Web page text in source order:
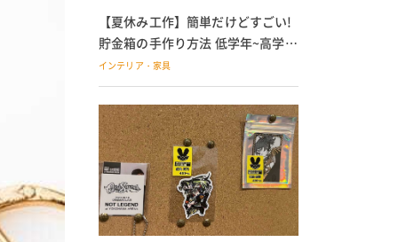
【夏休み工作】簡単だけどすごい!
貯金箱の手作り方法 低学年~高学年
の子どもにも
インテリア・家具